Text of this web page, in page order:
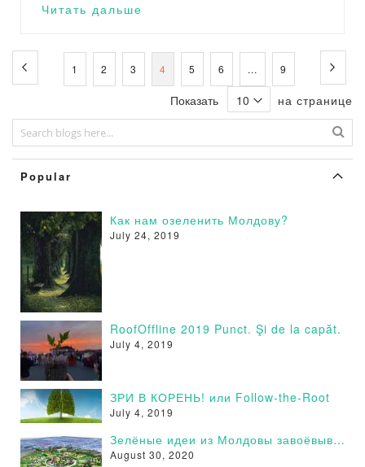
Читать дальше
Страница
Страница
ПредыдущееСтраница
1 Страница
2 Страница
3
You're
reading
4 Страница
5 Страница
6 ... Страница
9
Показать на странице
Popular
Как нам озеленить Молдову?
July 24, 2019
RoofOffline 2019 Punct. Şi de la capăt.
July 4, 2019
ЗРИ В КОРЕНЬ! или Follow-the-Root
July 4, 2019
Зелёные идеи из Молдовы завоёвывают сторонников в России - Поддержи и Ты!
August 30, 2020